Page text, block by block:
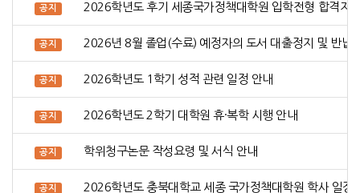
공지 2026학년도 후기 세종국가정책대학원 입학전형 합격자
공지 2026년 8월 졸업(수료) 예정자의 도서 대출정지 및 반납
공지 2026학년도 1학기 성적 관련 일정 안내
공지 2026학년도 2학기 대학원 휴·복학 시행 안내
공지 학위청구논문 작성요령 및 서식 안내
공지 2026학년도 충북대학교 세종 국가정책대학원 학사 일정